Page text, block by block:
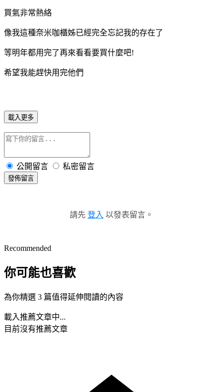
買氣非常熱絡
像我這種奈米咖櫃姊已經完全忘記我的存在了
等明年都用完了再來看看要買什麼吧!
希望我能趕快用完他們
載入更多
公開留言 私密留言
發佈留言
請先 登入 以發表留言。
Recommended
你可能也喜歡
為你精選 3 篇值得延伸閱讀的內容
載入推薦文章中...
目前沒有推薦文章